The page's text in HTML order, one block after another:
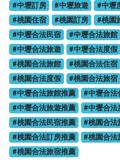
#中壢訂房
#中壢旅遊 #中壢
#桃園住宿
#桃園訂房 #桃園
#中壢合法民宿
#中壢合法旅館
#中壢合法旅遊
#中壢合法度假
#桃園合法旅館
#桃園合法住宿
#桃園合法度假
#桃園合法旅宿
#中壢合法旅館推薦
#中壢合法
#中壢合法旅遊推薦
#中壢合法
#桃園合法民宿推薦
#桃園合法
#桃園合法訂房推薦
#桃園合法
#桃園合法旅宿推薦